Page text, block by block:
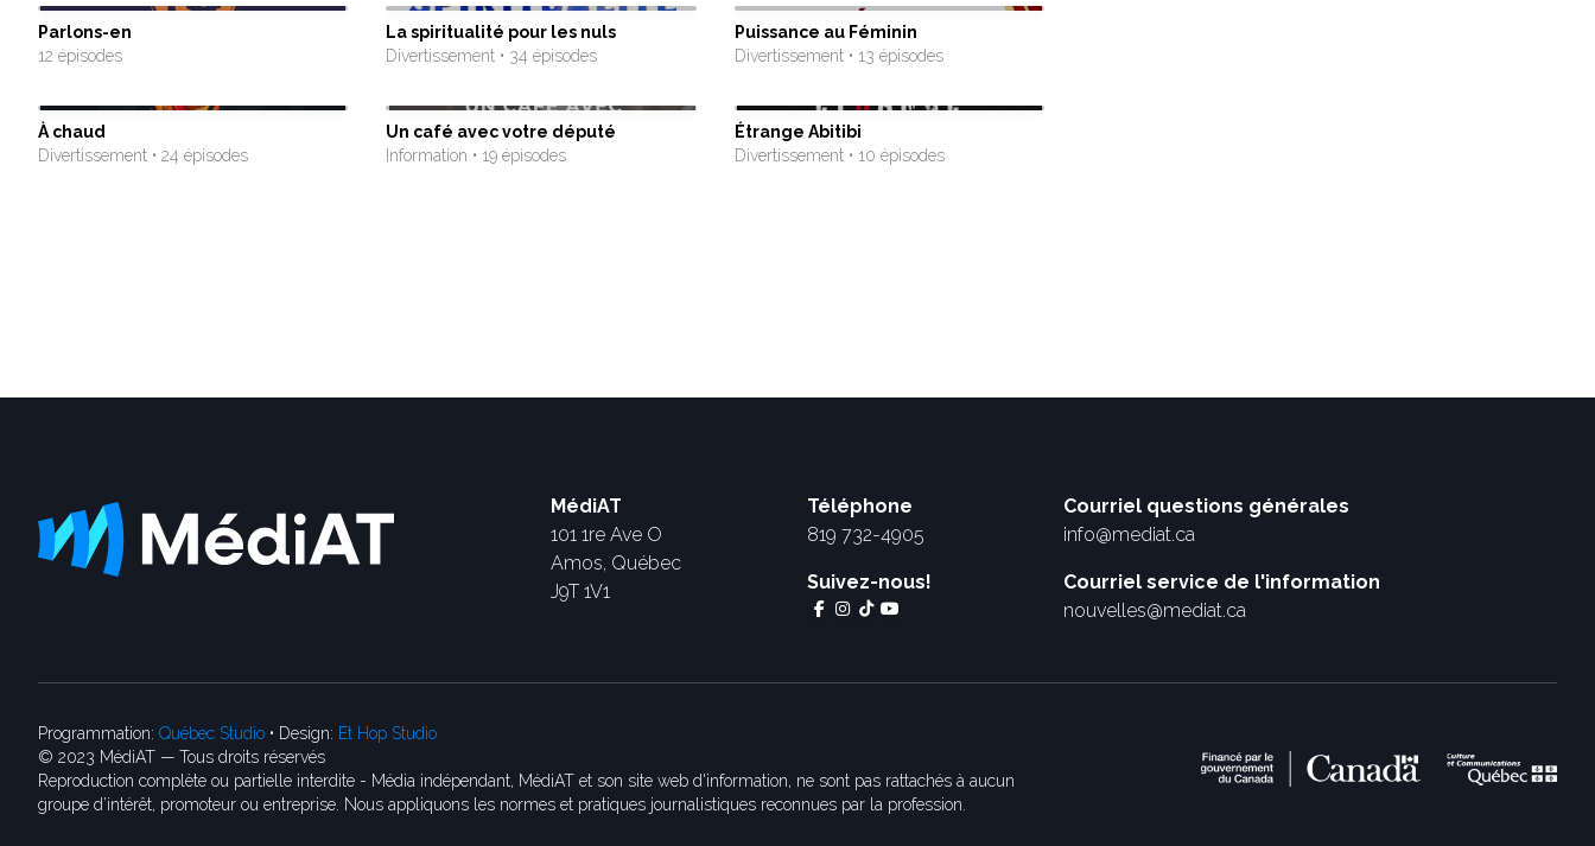
Parlons-en
12 épisodes
La spiritualité pour les nuls
Divertissement • 34 épisodes
Puissance au Féminin
Divertissement • 13 épisodes
À chaud
Divertissement • 24 épisodes
Un café avec votre député
Information • 19 épisodes
Étrange Abitibi
Divertissement • 10 épisodes
MédiAT
101 1re Ave O
Amos, Québec
J9T 1V1
Téléphone
819 732-4905
Suivez-nous!
Courriel questions générales
info@mediat.ca
Courriel service de l'information
nouvelles@mediat.ca
Programmation: Québec Studio • Design: Et Hop Studio
© 2023 MédiAT — Tous droits réservés
Reproduction complète ou partielle interdite - Média indépendant, MédiAT et son site web d'information, ne sont pas rattachés à aucun
groupe d’intérêt, promoteur ou entreprise. Nous appliquons les normes et pratiques journalistiques reconnues par la profession.